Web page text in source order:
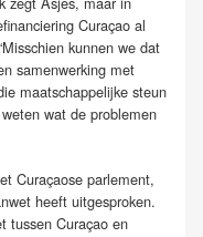
Curaçao al
kunnen we dat
samenwerking met
maatschappelijke steun
wat de problemen
Curaçaose parlement,
heeft uitgesproken.
tussen Curaçao en